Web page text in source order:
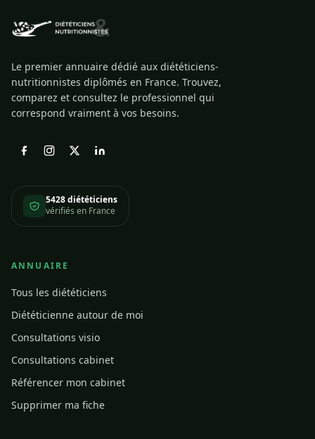
Le premier annuaire dédié aux diététiciens-
nutritionnistes diplômés en France. Trouvez,
comparez et consultez le professionnel qui
correspond vraiment à vos besoins.
5428 diététiciens
vérifiés en France
ANNUAIRE
Tous les diététiciens
Diététicienne autour de moi
Consultations visio
Consultations cabinet
Référencer mon cabinet
Supprimer ma fiche